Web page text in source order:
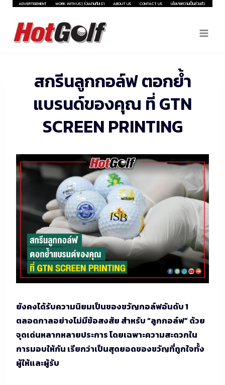
Skip
content
ADVERTISEMENT WORK WITH US | ร่วมงานกับเรา ABOUT US CONTACT US นโยบายความเป็นส่วนตัว
สกรีนลูกกอล์ฟ ตอกย้ำ
แบรนด์ของคุณ ที่ GTN
SCREEN PRINTING
ยังคงได้รับความนิยมเป็นของขวัญกอล์ฟอันดับ 1
ตลอดกาลอย่างไม่มีข้อสงสัย สำหรับ “ลูกกอล์ฟ” ด้วย
จุดเด่นหลากหลายประการ โดยเฉพาะความสะดวกใน
การมอบให้กัน เรียกว่าเป็นสุดยอดของขวัญที่ถูกใจทั้ง
ผู้ให้และผู้รับ